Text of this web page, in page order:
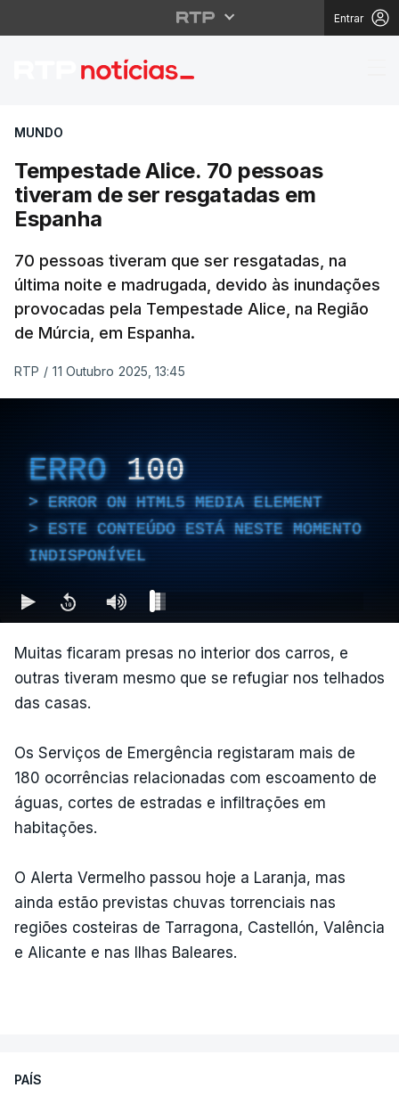
Entrar
Tempestade Alice. 70
MUNDO
Tempestade Alice. 70 pessoas
tiveram de ser resgatadas em
Espanha
70 pessoas tiveram que ser resgatadas, na
última noite e madrugada, devido às inundações
provocadas pela Tempestade Alice, na Região
de Múrcia, em Espanha.
RTP / 11 Outubro 2025, 13:45
ERRO 100
ERROR ON HTML5 MEDIA ELEMENT
ESTE CONTEÚDO ESTÁ NESTE MOMENTO
INDISPONÍVEL
Muitas ficaram presas no interior dos carros, e
outras tiveram mesmo que se refugiar nos telhados
das casas.
Os Serviços de Emergência registaram mais de
180 ocorrências relacionadas com escoamento de
águas, cortes de estradas e infiltrações em
habitações.
O Alerta Vermelho passou hoje a Laranja, mas
ainda estão previstas chuvas torrenciais nas
regiões costeiras de Tarragona, Castellón, Valência
e Alicante e nas Ilhas Baleares.
PAÍS